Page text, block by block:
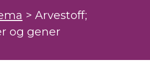
> Arvestoff;
og gener